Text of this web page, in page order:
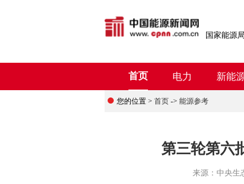
国家能源
首页 电力 新能
您的位置 > 首页 -> 能源参考
第三轮第六
来源： 中央生